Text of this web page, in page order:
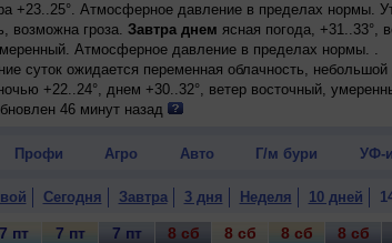
+23..25°. Атмосферное давление в пределах нормы.
возможна гроза. Завтра днем ясная погода, +31..33°,
Атмосферное давление в пределах нормы. .
суток ожидается переменная облачность,
+22..24°, днем +30..32°, ветер восточный,
46 минут назад
Профи Агро Авто Г/м бури УФ-
Сегодня Завтра 3 дня Неделя 10 дней
7 пт 7 пт 7 пт 8 сб 8 сб 8 сб 8 сб